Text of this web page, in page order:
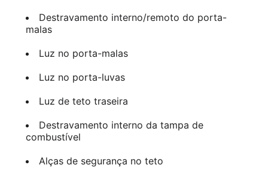
Destravamento interno/remoto do porta-
malas
Luz no porta-malas
Luz no porta-luvas
Luz de teto traseira
Destravamento interno da tampa de
combustível
Alças de segurança no teto